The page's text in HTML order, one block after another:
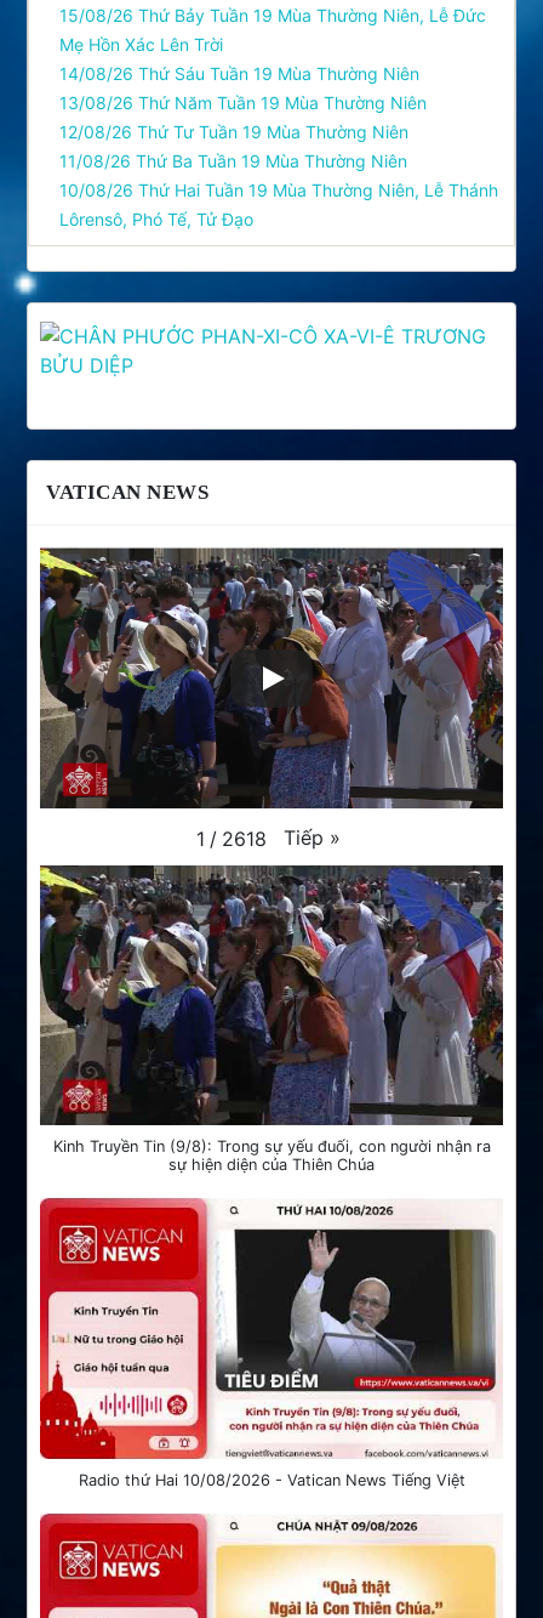
15/08/26 Thứ Bảy Tuần 19 Mùa Thường Niên, Lễ Ðức
Mẹ Hồn Xác Lên Trời
14/08/26 Thứ Sáu Tuần 19 Mùa Thường Niên
13/08/26 Thứ Năm Tuần 19 Mùa Thường Niên
12/08/26 Thứ Tư Tuần 19 Mùa Thường Niên
11/08/26 Thứ Ba Tuần 19 Mùa Thường Niên
10/08/26 Thứ Hai Tuần 19 Mùa Thường Niên, Lễ Thánh
Lôrensô, Phó Tế, Tử Ðạo
VATICAN NEWS
1 / 2618 Tiếp »
Kinh Truyền Tin (9/8): Trong sự yếu đuối, con người nhận ra
sự hiện diện của Thiên Chúa
Radio thứ Hai 10/08/2026 - Vatican News Tiếng Việt